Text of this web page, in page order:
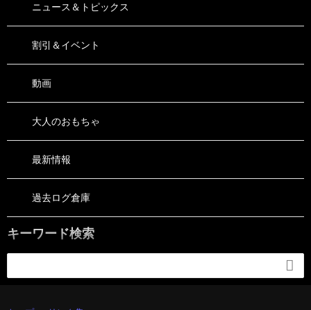
ニュース＆トピックス
割引＆イベント
動画
大人のおもちゃ
最新情報
過去ログ倉庫
キーワード検索
